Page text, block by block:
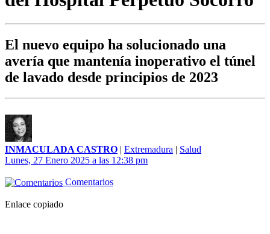
El nuevo equipo ha solucionado una
avería que mantenía inoperativo el túnel
de lavado desde principios de 2023
INMACULADA CASTRO | Extremadura | Salud
Lunes, 27 Enero 2025 a las 12:38 pm
Comentarios
Enlace copiado